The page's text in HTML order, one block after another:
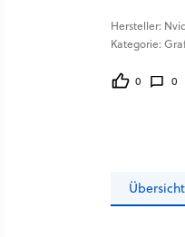
Hersteller:
Kategorie:
0 0
Übersicht